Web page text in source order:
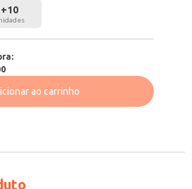
+10
ao carrinho